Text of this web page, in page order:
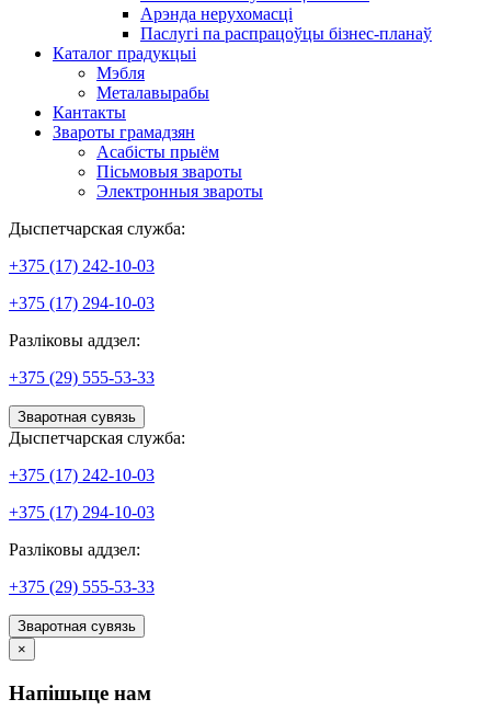
Арэнда нерухомасці
Паслугі па распрацоўцы бізнес-планаў
Каталог прадукцыі
Мэбля
Металавырабы
Кантакты
Звароты грамадзян
Асабісты прыём
Пісьмовыя звароты
Электронныя звароты
Дыспетчарская служба:
+375 (17) 242-10-03
+375 (17) 294-10-03
Разліковы аддзел:
+375 (29) 555-53-33
Зваротная сувязь
Дыспетчарская служба:
+375 (17) 242-10-03
+375 (17) 294-10-03
Разліковы аддзел:
+375 (29) 555-53-33
Зваротная сувязь
×
Напішыце нам